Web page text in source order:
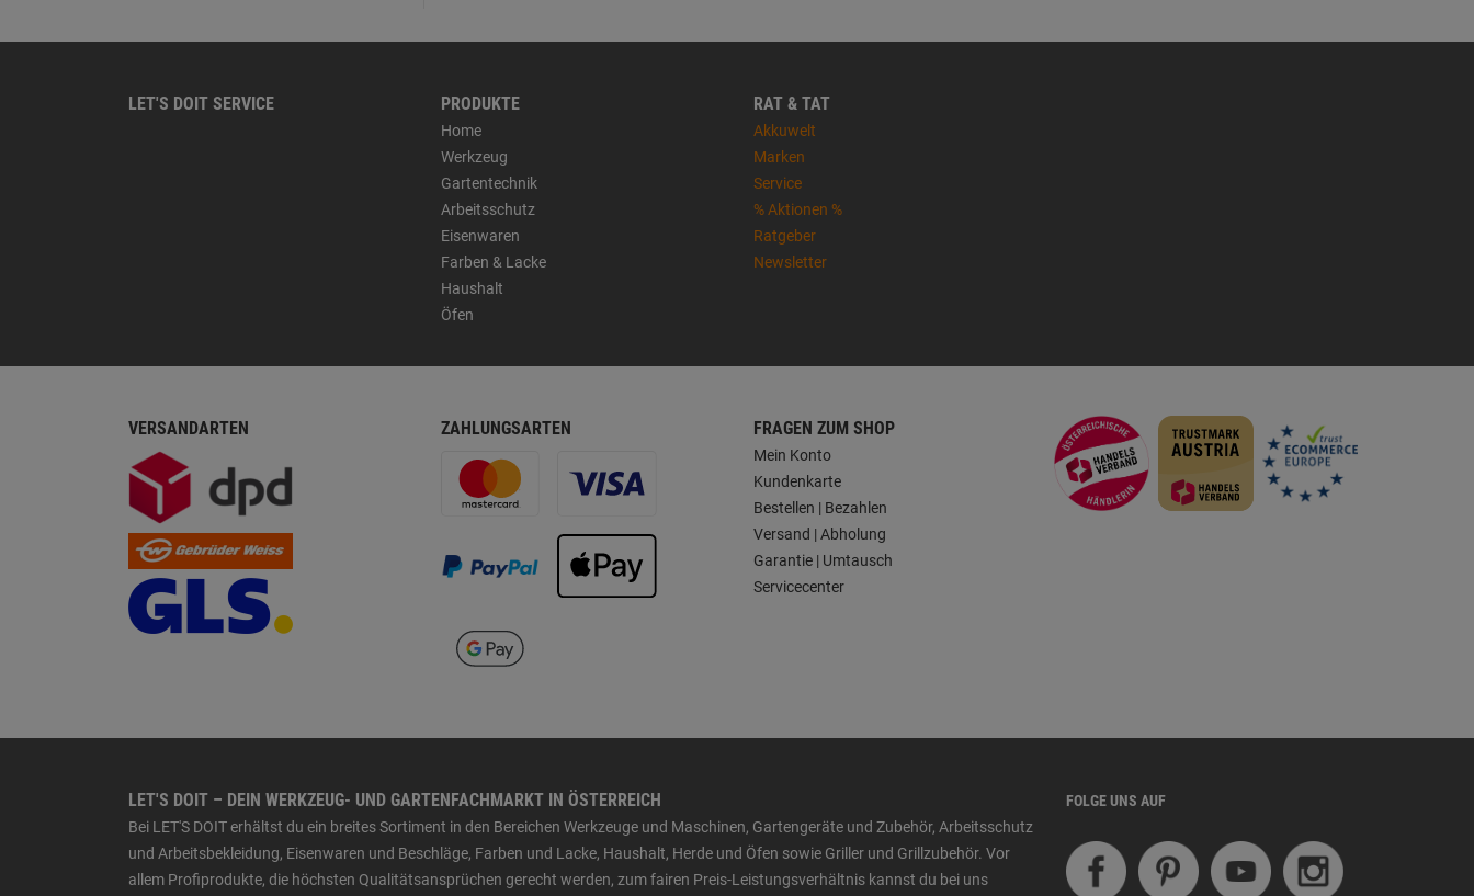
LET'S DOIT SERVICE PRODUKTE
Home
Werkzeug
Gartentechnik
Arbeitsschutz
Eisenwaren
Farben & Lacke
Haushalt
Öfen
RAT & TAT
Akkuwelt
Marken
Service
% Aktionen %
Ratgeber
Newsletter
VERSANDARTEN ZAHLUNGSARTEN FRAGEN ZUM SHOP
Mein Konto
Kundenkarte
Bestellen | Bezahlen
Versand | Abholung
Garantie | Umtausch
Servicecenter
LET'S DOIT – DEIN WERKZEUG- UND GARTENFACHMARKT IN ÖSTERREICH
Bei LET'S DOIT erhältst du ein breites Sortiment in den Bereichen Werkzeuge und Maschinen, Gartengeräte und Zubehör, Arbeitsschutz
und Arbeitsbekleidung, Eisenwaren und Beschläge, Farben und Lacke, Haushalt, Herde und Öfen sowie Griller und Grillzubehör. Vor
allem Profiprodukte, die höchsten Qualitätsansprüchen gerecht werden, zum fairen Preis-Leistungsverhältnis kannst du bei uns
FOLGE UNS AUF